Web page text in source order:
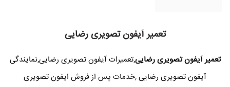
تعمیر آیفون تصویری رضایی
تعمیر آیفون تصویری رضایی,تعمیرات آیفون تصویری رضایی,نمایندگی
آیفون تصویری رضایی ,خدمات پس از فروش ایفون تصویری